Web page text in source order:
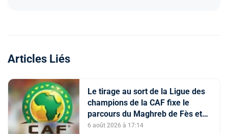
Articles Liés
Le tirage au sort de la Ligue des
champions de la CAF fixe le
parcours du Maghreb de Fès et
de la RS Berkane
6 août 2026 à 17:14